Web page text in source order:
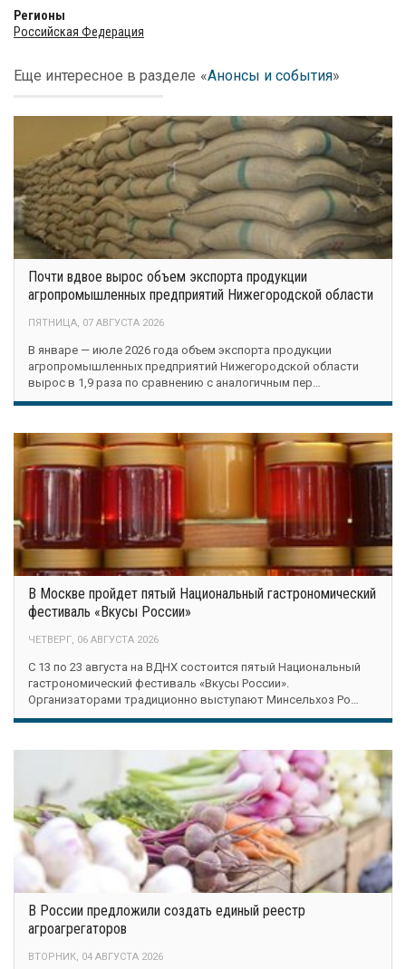
Регионы
Российская Федерация
Еще интересное в разделе «Анонсы и события»
Почти вдвое вырос объем экспорта продукции
агропромышленных предприятий Нижегородской области
ПЯТНИЦА, 07 АВГУСТА 2026
В январе — июле 2026 года объем экспорта продукции
агропромышленных предприятий Нижегородской области
вырос в 1,9 раза по сравнению с аналогичным пер…
В Москве пройдет пятый Национальный гастрономический
фестиваль «Вкусы России»
ЧЕТВЕРГ, 06 АВГУСТА 2026
С 13 по 23 августа на ВДНХ состоится пятый Национальный
гастрономический фестиваль «Вкусы России».
Организаторами традиционно выступают Минсельхоз Ро…
В России предложили создать единый реестр
агроагрегаторов
ВТОРНИК, 04 АВГУСТА 2026